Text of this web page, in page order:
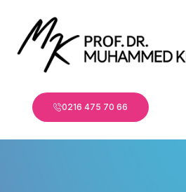
0216 475 70 66